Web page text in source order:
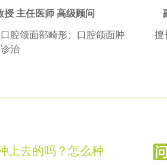
授 主任医师 高级顾问
腔颌面部畸形、口腔颌面肿
治
擅
上去的吗？怎么种